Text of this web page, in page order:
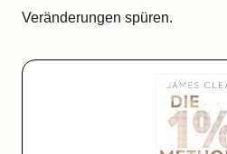
Veränderungen spüren.